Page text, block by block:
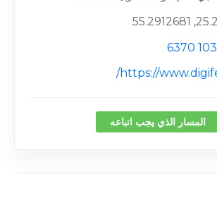
https://
المسار الذي يجب اتباعه